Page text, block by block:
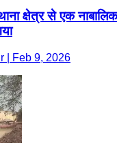
क्षेत्र से एक
| Feb 9, 2026